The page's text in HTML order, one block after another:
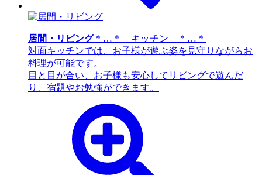
居間・リビング＊…＊ キッチン ＊…＊
対面キッチンでは、お子様が遊ぶ姿を見守りながらお
料理が可能です。
目と目が合い、お子様も安心してリビングで遊んだ
り、宿題やお勉強ができます。